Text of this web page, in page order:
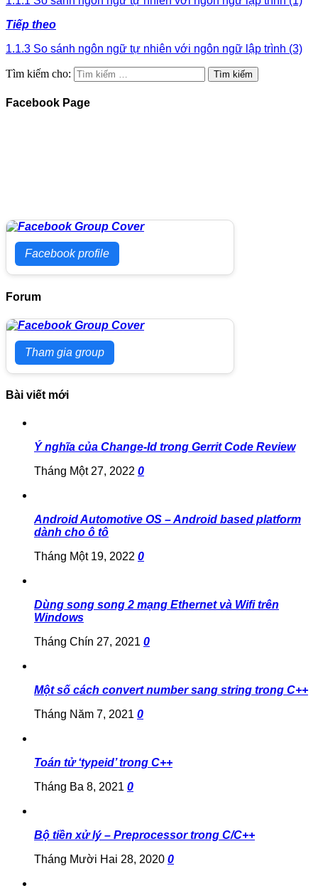
Tiếp theo
1.1.3 So sánh ngôn ngữ tự nhiên với ngôn ngữ lập trình (3)
Tìm kiếm cho:
Facebook Page
Facebook profile
Forum
Tham gia group
Bài viết mới
Ý nghĩa của Change-Id trong Gerrit Code Review
Tháng Một 27, 2022 0
Android Automotive OS – Android based platform
dành cho ô tô
Tháng Một 19, 2022 0
Dùng song song 2 mạng Ethernet và Wifi trên
Windows
Tháng Chín 27, 2021 0
Một số cách convert number sang string trong C++
Tháng Năm 7, 2021 0
Toán tử ‘typeid’ trong C++
Tháng Ba 8, 2021 0
Bộ tiền xử lý – Preprocessor trong C/C++
Tháng Mười Hai 28, 2020 0